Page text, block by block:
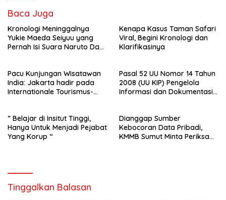
Baca Juga
Kronologi Meninggalnya
Yukie Maeda Seiyuu yang
Pernah Isi Suara Naruto Dan
Kenapa Kasus Taman Safari
Viral, Begini Kronologi dan
Klarifikasinya
Pacu Kunjungan Wisatawan
India: Jakarta hadir pada
Internationale Tourismus-
Pasal 52 UU Nomor 14 Tahun
2008 (UU KIP) Pengelola
Informasi dan Dokumentasi :
” Belajar di Insitut Tinggi,
Hanya Untuk Menjadi Pejabat
Yang Korup “
Dianggap Sumber
Kebocoran Data Pribadi,
KMMB Sumut Minta Periksa
Tinggalkan Balasan